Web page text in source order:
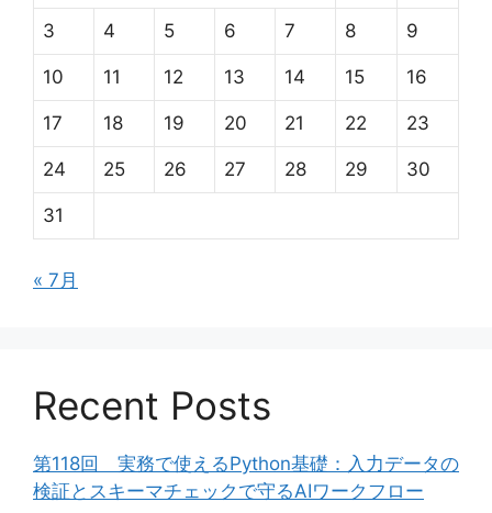
3 4 5 6 7 8 9
10 11 12 13 14 15 16
17 18 19 20 21 22 23
24 25 26 27 28 29 30
31
« 7月
Recent Posts
第118回 実務で使えるPython基礎：入力データの
検証とスキーマチェックで守るAIワークフロー